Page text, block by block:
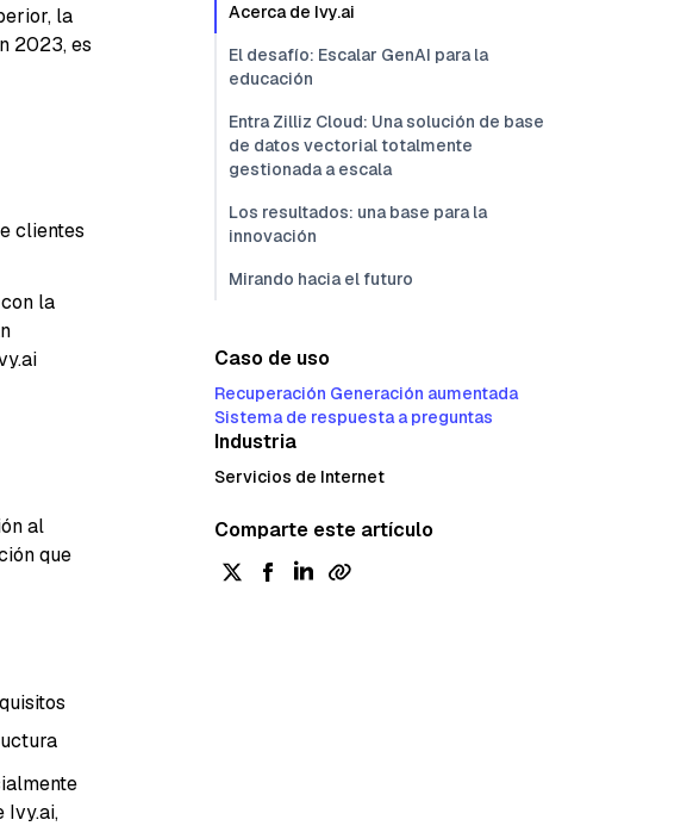
la
2023, es
clientes
la
al
que
Ivy.ai,
Acerca de Ivy.ai
El desafío: Escalar GenAI para la
educación
Entra Zilliz Cloud: Una solución de base
de datos vectorial totalmente
gestionada a escala
Los resultados: una base para la
innovación
Mirando hacia el futuro
Caso de uso
Recuperación Generación aumentada
Sistema de respuesta a preguntas
Industria
Servicios de Internet
Comparte este artículo